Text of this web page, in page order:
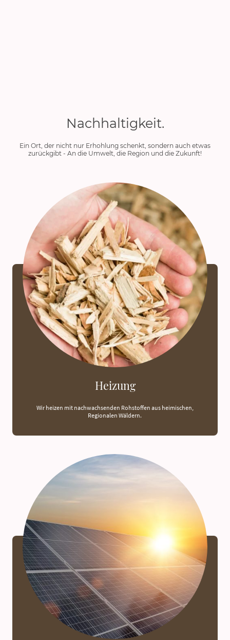
Nachhaltigkeit.
Ein Ort, der nicht nur Erhohlung schenkt, sondern auch etwas
zurückgibt - An die Umwelt, die Region und die Zukunft!
Heizung
Wir heizen mit nachwachsenden Rohstoffen aus heimischen,
Regionalen Wäldern.